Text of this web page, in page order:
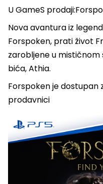
U GameS
Nova avantura iz
Forspoken, prati život
zarobljene u mističnom
bića, Athia.
Forspoken je dostupan
prodavnici